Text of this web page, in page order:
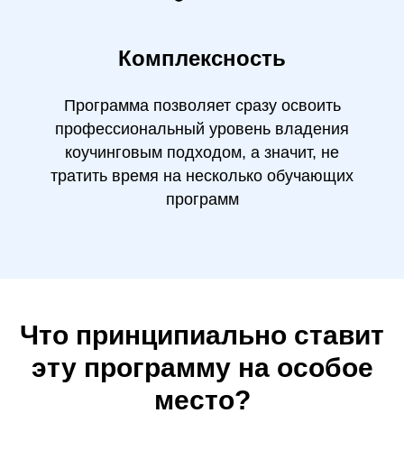
Комплексность
Программа позволяет сразу освоить
профессиональный уровень владения
коучинговым подходом, а значит, не
тратить время на несколько обучающих
программ
Что принципиально ставит
эту программу на особое
место?